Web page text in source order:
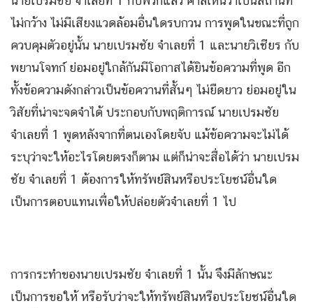
ไม่กว้าง ไม่มีเสียงแวดล้อมอื่นใดรบกวน การพูดในขณะที่ถูก
ควบคุมตัวอยู่นั้น นายเปรมชัย จำเลยที่ 1 และนายวิเชียร กับ
พยานโจทก์ ย่อมอยู่ใกล้กันมีโอกาสได้ยินข้อความที่พูด อีก
ทั้งข้อความดังกล่าวเป็นข้อควานที่สั้นๆ ไม่ยืดยาว ย่อมอยู่ใน
วิสัยที่น่าจะจดจำได้ ประกอบกับพฤติการณ์ นายเปรมชัย
จำเลยที่ 1 พูดหลังจากที่ตนเองโดยจับ แม้ข้อความจะไม่ได้
ระบุว่าจะให้อะไรโดยตรงก็ตาม แต่ก็น่าจะสื่อได้ว่า นายเปรม
ชัย จำเลยที่ 1 ต้องการให้ทรัพย์สินหรือประโยชน์อื่นใด
เป็นการตอบแทนเพื่อให้ปล่อยตัวจำเลยที่ 1 ไป
การกระทำของนายเปรมชัย จำเลยที่ 1 นั้น จึงมีลักษณะ
เป็นการขอให้ หรือรับว่าจะให้ทรัพย์สินหรือประโยชน์อื่นใด